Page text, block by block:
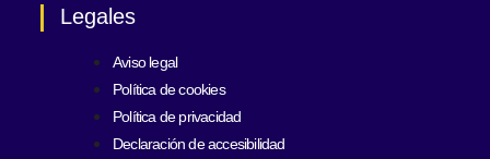
Legales
Aviso legal
Política de cookies
Política de privacidad
Declaración de accesibilidad